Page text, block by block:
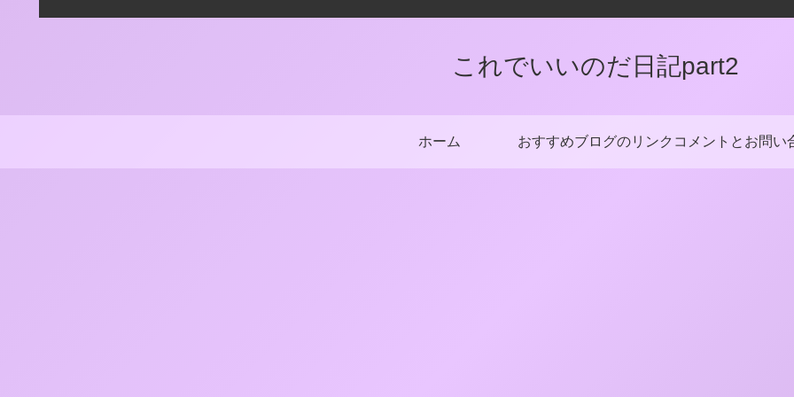
これでいいのだ日記part2
ホーム おすすめブログのリンク コメントとお問い